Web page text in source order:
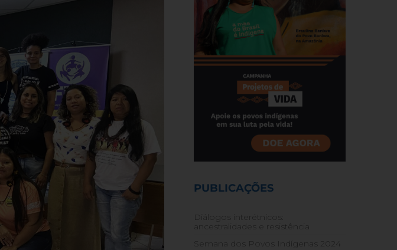
PUBLICAÇÕES
Diálogos interétnicos:
ancestralidades e resistência
Semana dos Povos Indígenas 2024